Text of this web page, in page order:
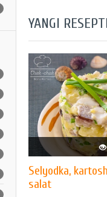
YANGI
Selyodka,
salat